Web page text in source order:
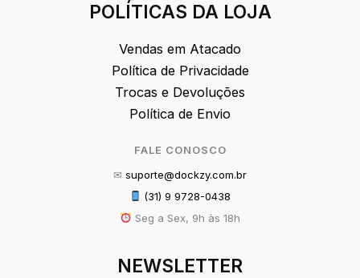
POLÍTICAS DA LOJA
Vendas em Atacado
Política de Privacidade
Trocas e Devoluções
Política de Envio
FALE CONOSCO
✉ suporte@dockzy.com.br
(31) 9 9728-0438
Seg a Sex, 9h às 18h
NEWSLETTER